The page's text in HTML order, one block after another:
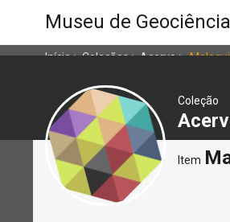
Museu de
Início>Coleções>Acervo>
Coleção
Item